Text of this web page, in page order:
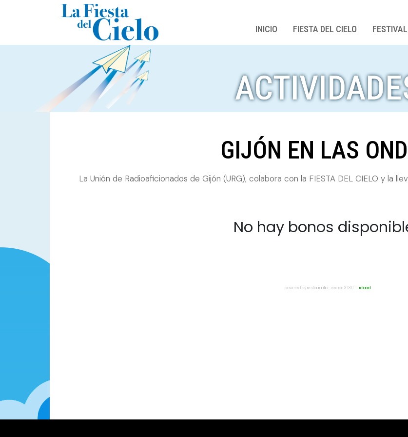
INICIO FIESTA DEL CIELO
GIJÓN EN LAS
La Unión de Radioaficionados de Gijón (URG), colabora con la FIESTA DEL CIELO y la